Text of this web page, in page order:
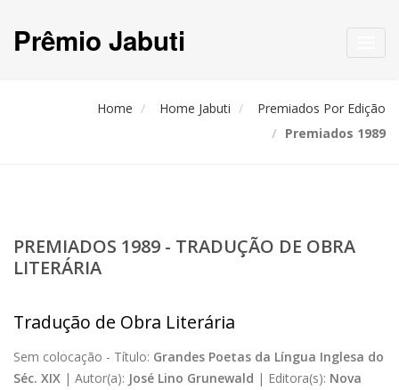
Prêmio Jabuti
Home Home Jabuti
Premiados Por Edição
Premiados 1989
PREMIADOS 1989 - TRADUÇÃO DE OBRA
LITERÁRIA
Tradução de Obra Literária
Sem colocação - Título: Grandes Poetas da Língua Inglesa do
Séc. XIX | Autor(a): José Lino Grunewald | Editora(s): Nova